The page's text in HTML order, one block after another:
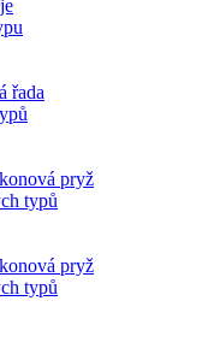
řada
pryž
typů
pryž
typů